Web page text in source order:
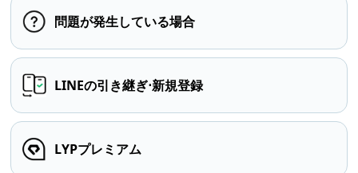
問題が発生している場合
LINEの引き継ぎ⋅新規登録
LYPプレミアム